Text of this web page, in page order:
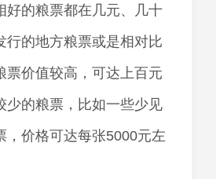
好的粮票都在几元、几十
行的地方粮票或是相对比
票价值较高，可达上百元
少的粮票，比如一些少见
，价格可达每张5000元左